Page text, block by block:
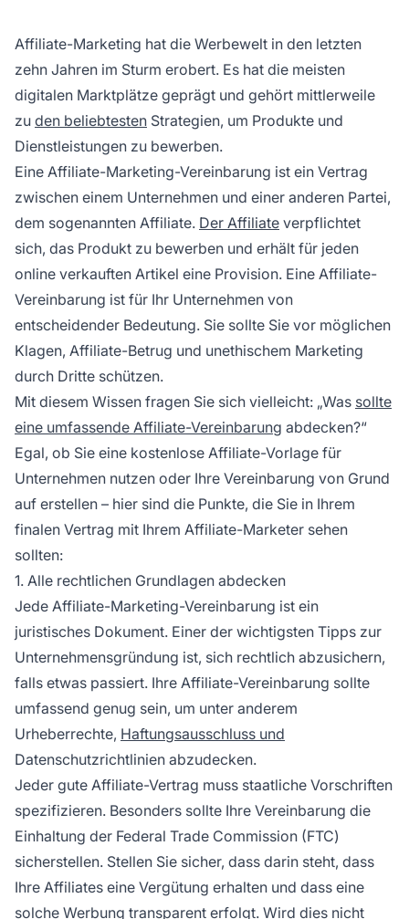
Affiliate-Marketing hat die Werbewelt in den letzten
zehn Jahren im Sturm erobert. Es hat die meisten
digitalen Marktplätze geprägt und gehört mittlerweile
zu den beliebtesten Strategien, um Produkte und
Dienstleistungen zu bewerben.
Eine Affiliate-Marketing-Vereinbarung ist ein Vertrag
zwischen einem Unternehmen und einer anderen Partei,
dem sogenannten Affiliate. Der Affiliate verpflichtet
sich, das Produkt zu bewerben und erhält für jeden
online verkauften Artikel eine Provision. Eine Affiliate-
Vereinbarung ist für Ihr Unternehmen von
entscheidender Bedeutung. Sie sollte Sie vor möglichen
Klagen, Affiliate-Betrug und unethischem Marketing
durch Dritte schützen.
Mit diesem Wissen fragen Sie sich vielleicht: „Was sollte
eine umfassende Affiliate-Vereinbarung abdecken?“
Egal, ob Sie eine kostenlose Affiliate-Vorlage für
Unternehmen nutzen oder Ihre Vereinbarung von Grund
auf erstellen – hier sind die Punkte, die Sie in Ihrem
finalen Vertrag mit Ihrem Affiliate-Marketer sehen
sollten:
1. Alle rechtlichen Grundlagen abdecken
Jede Affiliate-Marketing-Vereinbarung ist ein
juristisches Dokument. Einer der wichtigsten Tipps zur
Unternehmensgründung ist, sich rechtlich abzusichern,
falls etwas passiert. Ihre Affiliate-Vereinbarung sollte
umfassend genug sein, um unter anderem
Urheberrechte, Haftungsausschluss und
Datenschutzrichtlinien abzudecken.
Jeder gute Affiliate-Vertrag muss staatliche Vorschriften
spezifizieren. Besonders sollte Ihre Vereinbarung die
Einhaltung der Federal Trade Commission (FTC)
sicherstellen. Stellen Sie sicher, dass darin steht, dass
Ihre Affiliates eine Vergütung erhalten und dass eine
solche Werbung transparent erfolgt. Wird dies nicht